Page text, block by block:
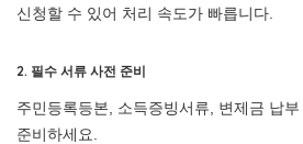
신청할 수 있어 처리 속도가 빠릅니다.
2. 필수 서류 사전 준비
주민등록등본, 소득증빙서류, 변제금 납
준비하세요.